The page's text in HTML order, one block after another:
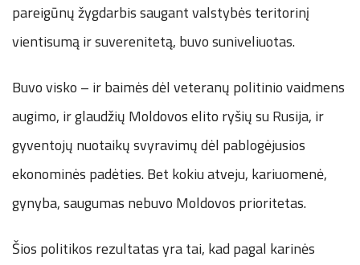
pareigūnų žygdarbis saugant valstybės teritorinį
vientisumą ir suverenitetą, buvo suniveliuotas.
Buvo visko – ir baimės dėl veteranų politinio vaidmens
augimo, ir glaudžių Moldovos elito ryšių su Rusija, ir
gyventojų nuotaikų svyravimų dėl pablogėjusios
ekonominės padėties. Bet kokiu atveju, kariuomenė,
gynyba, saugumas nebuvo Moldovos prioritetas.
Šios politikos rezultatas yra tai, kad pagal karinės